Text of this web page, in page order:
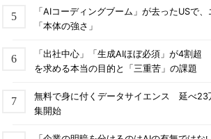
「AIコーディングブーム」が去ったUSで
「本体の強さ」
「出社中心」「生成AIほぼ必須」が4割超
を求める本当の目的と「三重苦」の課題
無料で身に付くデータサイエンス 延べ23
集開始